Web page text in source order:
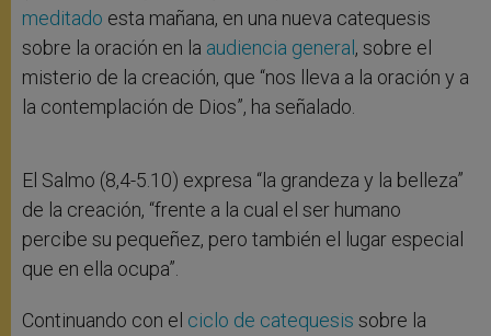
meditado esta mañana, en una nueva catequesis
sobre la oración en la audiencia general , sobre el
misterio de la creación, que “nos lleva a la oración y a
la contemplación de Dios”, ha señalado.
El Salmo (8,4-5.10) expresa “la grandeza y la belleza”
de la creación, “frente a la cual el ser humano
percibe su pequeñez, pero también el lugar especial
que en ella ocupa”.
Continuando con el ciclo de catequesis sobre la